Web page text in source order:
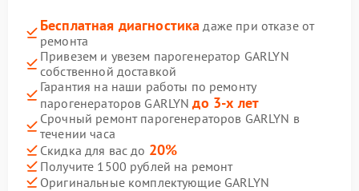
Бесплатная диагностика даже при отказе от
ремонта
Привезем и увезем парогенератор GARLYN
собственной доставкой
Гарантия на наши работы по ремонту
парогенераторов GARLYNдо 3-х лет
Срочный ремонт парогенераторов GARLYN в
течении часа
Скидка для вас до 20%
Получите 1500 рублей на ремонт
Оригинальные комплектующие GARLYN